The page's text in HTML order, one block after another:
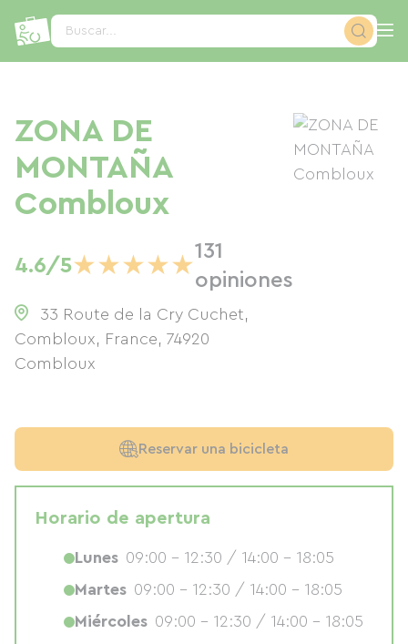
Buscar...
ZONA DE
MONTAÑA
Combloux
4.6/5★★★★★
131
opiniones
33 Route de la Cry Cuchet,
Combloux, France, 74920
Combloux
Reservar una bicicleta
Horario de apertura
Lunes 09:00 - 12:30 / 14:00 - 18:05
Martes 09:00 - 12:30 / 14:00 - 18:05
Miércoles 09:00 - 12:30 / 14:00 - 18:05
Panel de gestión de cookies